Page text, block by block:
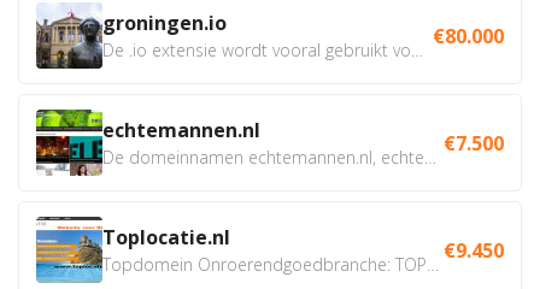
groningen.io €80.000
echtemannen.nl €7.500
Toplocatie.nl €9.450